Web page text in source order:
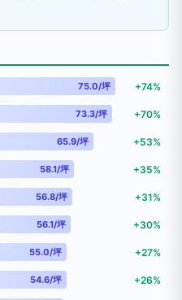
75.0/坪 +74%
73.3/坪 +70%
65.9/坪 +53%
58.1/坪 +35%
56.8/坪 +31%
56.1/坪 +30%
55.0/坪 +27%
54.6/坪 +26%